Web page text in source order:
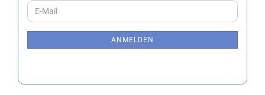
WEITER
ZUR
E-
Mail
ANMELDEN